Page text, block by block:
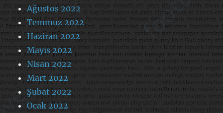
Ağustos 2022
Temmuz 2022
Haziran 2022
Mayıs 2022
Nisan 2022
Mart 2022
Şubat 2022
Ocak 2022